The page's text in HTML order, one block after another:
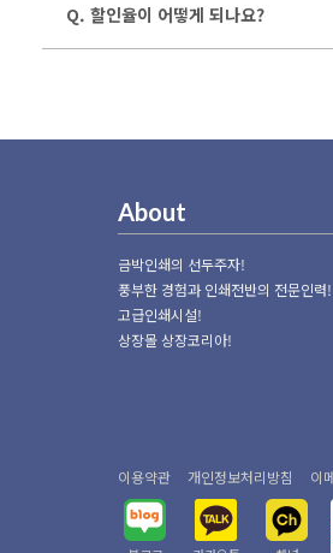
Q. 할인율이 어떻게 되나요?
About
금박인쇄의 선두주자!
풍부한 경험과 인쇄전반의 전문인력!
고급인쇄시설!
상장몰 상장코리아!
이용약관 개인정보처리방침 이